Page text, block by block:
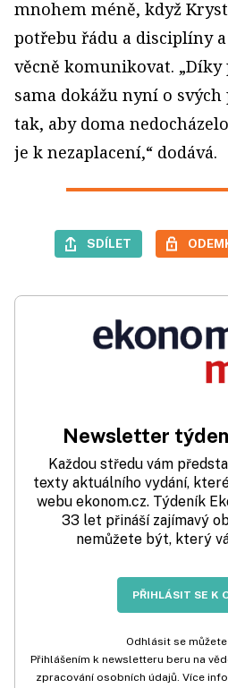
mnohem méně, když
potřebu řádu a disciplíny
věcně komunikovat. „Díky
sama dokážu nyní o
tak, aby doma
je k nezaplacení,“ dodává.
SDÍLET
Newsletter
Každou středu vám
texty aktuálního vydání,
webu ekonom.cz. Týdeník
33 let přináší zajímavý
nemůžete být, který
PŘIHLÁSIT SE K
Odhlásit se
Přihlášením k newsletteru beru na
zpracování osobních údajů. Více